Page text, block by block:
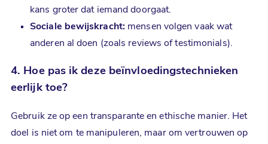
kans groter dat iemand doorgaat.
Sociale bewijskracht: mensen volgen vaak wat
anderen al doen (zoals reviews of testimonials).
4. Hoe pas ik deze beïnvloedingstechnieken
eerlijk toe?
Gebruik ze op een transparante en ethische manier. Het
doel is niet om te manipuleren, maar om vertrouwen op